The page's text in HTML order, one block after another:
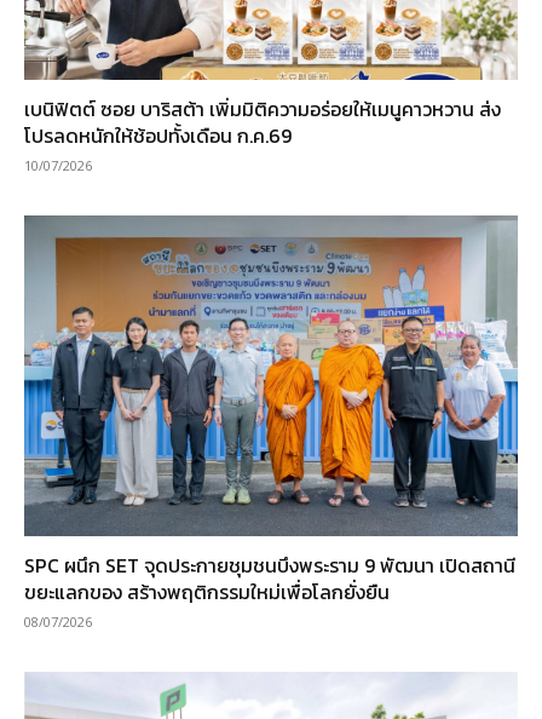
เบนิฟิตต์ ซอย บาริสต้า เพิ่มมิติความอร่อยให้เมนูคาวหวาน ส่ง
โปรลดหนักให้ช้อปทั้งเดือน ก.ค.69
10/07/2026
SPC ผนึก SET จุดประกายชุมชนบึงพระราม 9 พัฒนา เปิดสถานี
ขยะแลกของ สร้างพฤติกรรมใหม่เพื่อโลกยั่งยืน
08/07/2026